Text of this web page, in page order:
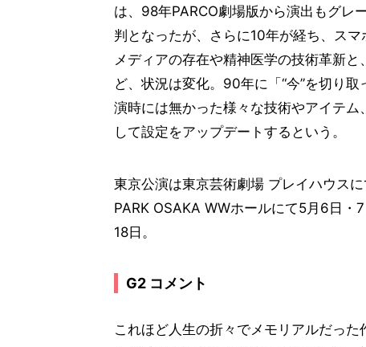
は、98年PARCO劇場版から演出もグレ
判となったが、さらに10年が経ち、ス
メディアの存在や精神医学の技術革新
ど、状況は変化。90年に「“今”を切り
演時には無かった様々な技術やアイテ
して設定をアップデートするという。
東京公演は東京芸術劇場 プレイハウス
PARK OSAKA WWホールにて5月6日・
18日。
G2 コメント
これほど人生の折々でメモリアルだっ